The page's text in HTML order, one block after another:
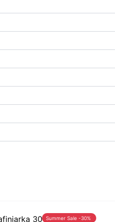
Summer Sale -30%